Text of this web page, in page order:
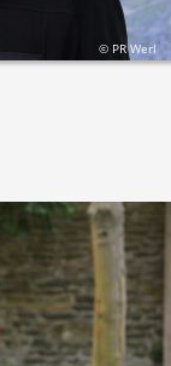
© PR Werl